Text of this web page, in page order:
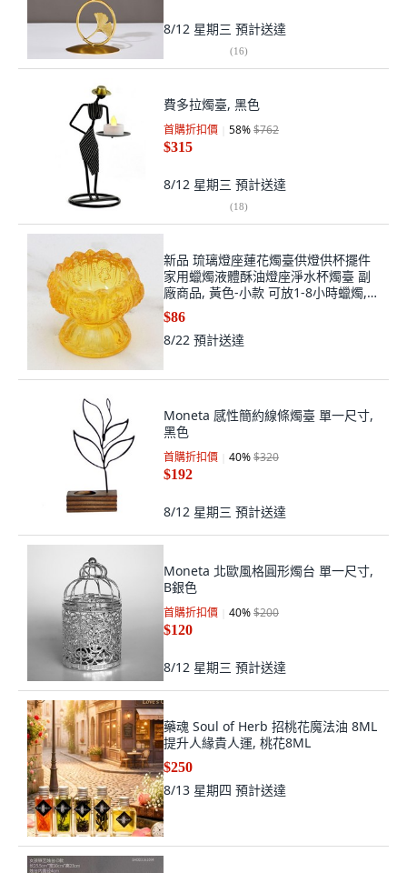
8/12 星期三 預計送達
(16)
費多拉燭臺, 黑色
首購折扣價 58%$762
$315
8/12 星期三 預計送達
(18)
新品 琉璃燈座蓮花燭臺供燈供杯擺件
家用蠟燭液體酥油燈座淨水杯燭臺 副
廠商品, 黃色-小款 可放1-8小時蠟燭,
黃色-小款
$86
8/22 預計送達
Moneta 感性簡約線條燭臺 單一尺寸,
黑色
首購折扣價 40%$320
$192
8/12 星期三 預計送達
Moneta 北歐風格圓形燭台 單一尺寸,
B銀色
首購折扣價 40%$200
$120
8/12 星期三 預計送達
藥魂 Soul of Herb 招桃花魔法油 8ML
提升人緣貴人運, 桃花8ML
$250
8/13 星期四 預計送達